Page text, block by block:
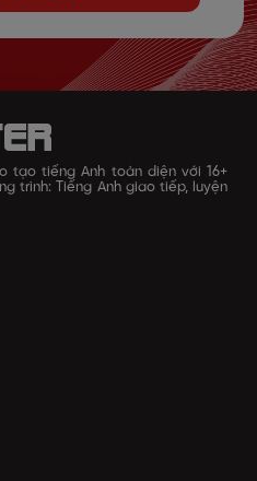
tạo tiếng Anh toàn diện với 16+
trình: Tiếng Anh giao tiếp, luyện